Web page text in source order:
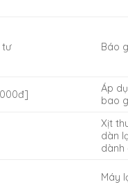
tư Báo
Áp
bao
Xịt
dàn
dành
Máy